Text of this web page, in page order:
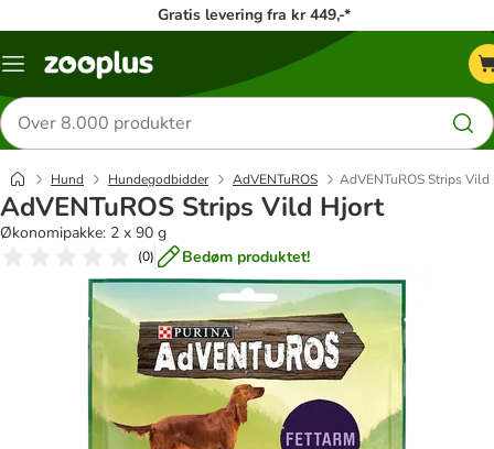
Gratis levering fra kr 449,-*
Menu
Søg
efter
produkter
Hund Hundegodbidder AdVENTuROS AdVENTuROS Strips
AdVENTuROS Strips Vild Hjort
Økonomipakke: 2 x 90 g
(0) Bedøm produktet!